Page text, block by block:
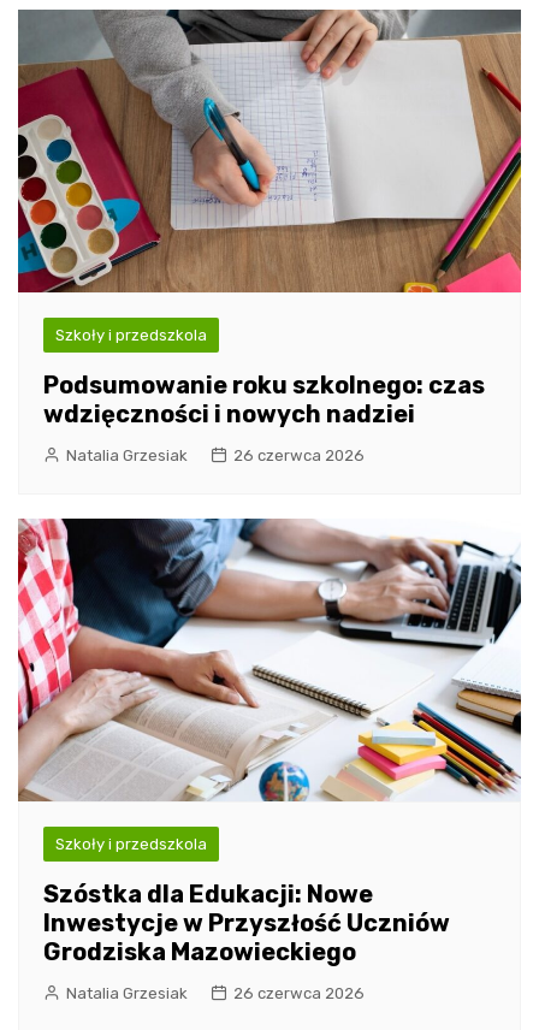
Szkoły i przedszkola
Podsumowanie roku szkolnego: czas
wdzięczności i nowych nadziei
Natalia Grzesiak 26 czerwca 2026
Szkoły i przedszkola
Szóstka dla Edukacji: Nowe
Inwestycje w Przyszłość Uczniów
Grodziska Mazowieckiego
Natalia Grzesiak 26 czerwca 2026